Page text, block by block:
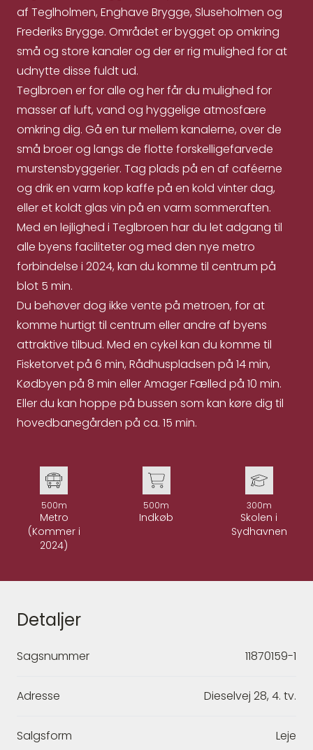
af Teglholmen, Enghave Brygge, Sluseholmen og
Frederiks Brygge. Området er bygget op omkring
små og store kanaler og der er rig mulighed for at
udnytte disse fuldt ud.
Teglbroen er for alle og her får du mulighed for
masser af luft, vand og hyggelige atmosfære
omkring dig. Gå en tur mellem kanalerne, over de
små broer og langs de flotte forskelligefarvede
murstensbyggerier. Tag plads på en af caféerne
og drik en varm kop kaffe på en kold vinter dag,
eller et koldt glas vin på en varm sommeraften.
Med en lejlighed i Teglbroen har du let adgang til
alle byens faciliteter og med den nye metro
forbindelse i 2024, kan du komme til centrum på
blot 5 min.
Du behøver dog ikke vente på metroen, for at
komme hurtigt til centrum eller andre af byens
attraktive tilbud. Med en cykel kan du komme til
Fisketorvet på 6 min, Rådhuspladsen på 14 min,
Kødbyen på 8 min eller Amager Fælled på 10 min.
Eller du kan hoppe på bussen som kan køre dig til
hovedbanegården på ca. 15 min.
500m
Metro
(Kommer i
2024)
500m
Indkøb
300m
Skolen i
Sydhavnen
Detaljer
Sagsnummer 11870159-1
Adresse Dieselvej 28, 4. tv.
Salgsform Leje